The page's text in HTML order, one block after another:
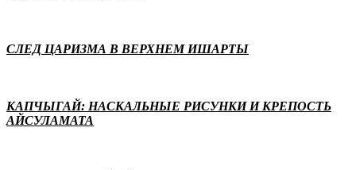
СЛЕД ЦАРИЗМА В ВЕРХНЕМ ИШАРТЫ
КАПЧЫГАЙ: НАСКАЛЬНЫЕ РИСУНКИ И КРЕПОСТЬ
АЙСУЛАМАТА